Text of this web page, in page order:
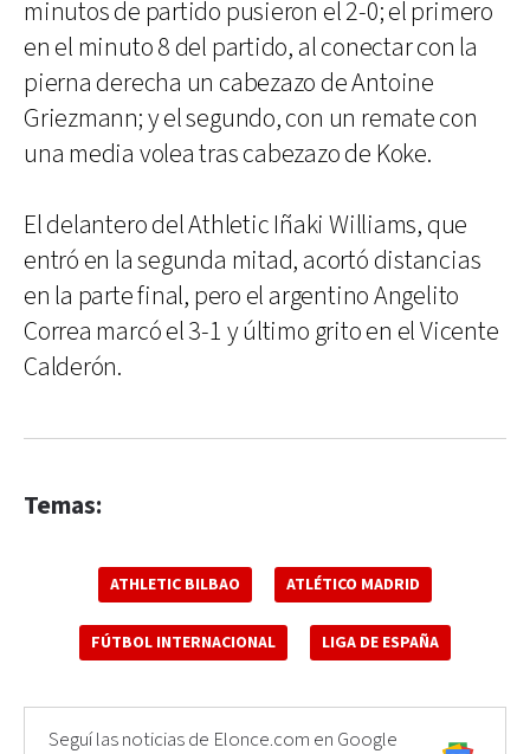
minutos de partido pusieron el 2-0; el primero
en el minuto 8 del partido, al conectar con la
pierna derecha un cabezazo de Antoine
Griezmann; y el segundo, con un remate con
una media volea tras cabezazo de Koke.
El delantero del Athletic Iñaki Williams, que
entró en la segunda mitad, acortó distancias
en la parte final, pero el argentino Angelito
Correa marcó el 3-1 y último grito en el Vicente
Calderón.
Temas:
ATHLETIC BILBAO ATLÉTICO MADRID
FÚTBOL INTERNACIONAL LIGA DE ESPAÑA
Seguí las noticias de Elonce.com en Google